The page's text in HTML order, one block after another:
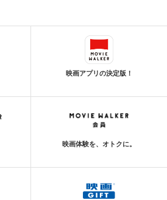
映画アプリの決定版！
映画体験を、オトクに。